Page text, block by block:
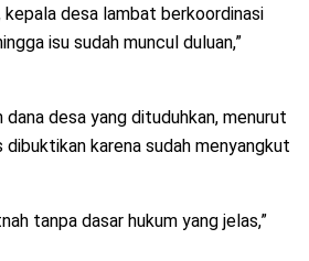
kepala desa lambat berkoordinasi
isu sudah muncul duluan,”
dana desa yang dituduhkan, menurut
dibuktikan karena sudah menyangkut
tanpa dasar hukum yang jelas,”